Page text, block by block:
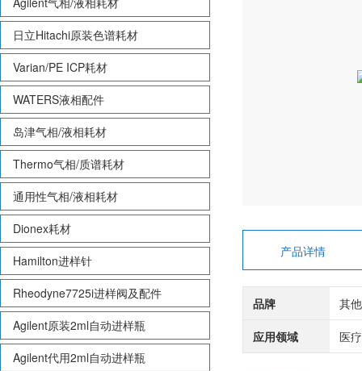
日立Hitachi原装色谱耗材
Varian/PE ICP耗材
WATERS液相配件
岛津气相/液相耗材
Thermo气相/质谱耗材
通用性气相/液相耗材
Dionex耗材
Hamilton进样针
Rheodyne7725i进样阀及配件
Agilent原装2ml自动进样瓶
Agilent代用2ml自动进样瓶
产品详情
品牌 其
应用领域 医